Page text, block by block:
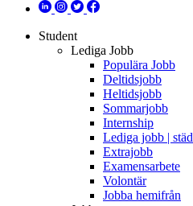
Student
Lediga Jobb
Populära Jobb
Deltidsjobb
Heltidsjobb
Sommarjobb
Internship
Lediga jobb |
Extrajobb
Examensarbete
Volontär
Jobba hemifrån